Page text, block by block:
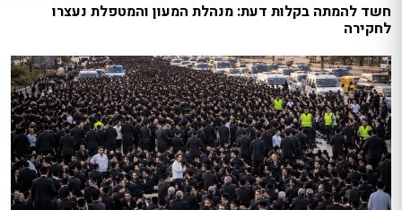
חשד להמתה בקלות דעת: מנהלת המעון והמטפלת נעצרו
לחקירה